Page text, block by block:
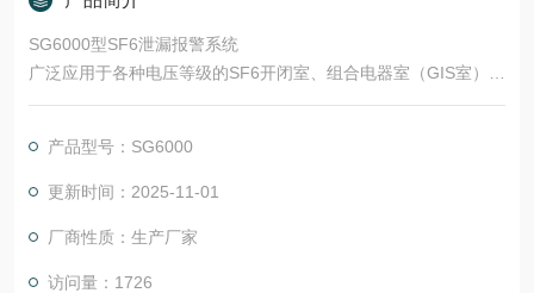
SG6000型SF6泄漏报警系统
广泛应用于各种电压等级的SF6开闭室、组合电器室（GIS室）、
SF6主变室等，它主要检测环境空气中SF6气体含量和氧气含
自动开启通风机进行通风，并具有温湿度检测、工作状态语音提
示、远传报警、历史数据查询等诸多丰富功能。
产品型号：SG6000
更新时间：2025-11-01
厂商性质：生产厂家
访问量：1726